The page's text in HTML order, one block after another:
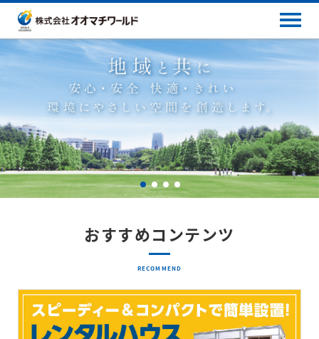
おすすめコンテンツ
RECOMMEND